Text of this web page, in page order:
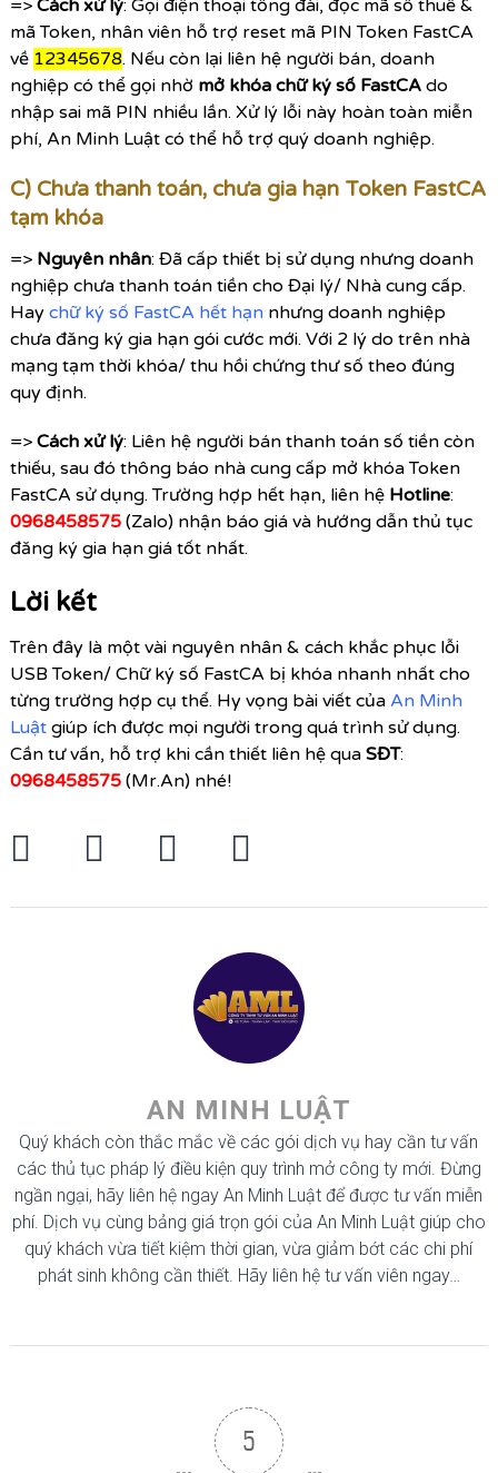
=> Cách xử lý: Gọi điện thoại tổng đài, đọc mã số thuế &
mã Token, nhân viên hỗ trợ reset mã PIN Token FastCA
về 12345678. Nếu còn lại liên hệ người bán, doanh
nghiệp có thể gọi nhờ mở khóa chữ ký số FastCAdo
nhập sai mã PIN nhiều lần. Xử lý lỗi này hoàn toàn miễn
phí, An Minh Luật có thể hỗ trợ quý doanh nghiệp.
C) Chưa thanh toán, chưa gia hạn Token FastCA
tạm khóa
=> Nguyên nhân: Đã cấp thiết bị sử dụng nhưng doanh
nghiệp chưa thanh toán tiền cho Đại lý/ Nhà cung cấp.
Hay chữ ký số FastCA hết hạnnhưng doanh nghiệp
chưa đăng ký gia hạn gói cước mới. Với 2 lý do trên nhà
mạng tạm thời khóa/ thu hồi chứng thư số theo đúng
quy định.
=> Cách xử lý: Liên hệ người bán thanh toán số tiền còn
thiếu, sau đó thông báo nhà cung cấp mở khóa Token
FastCA sử dụng. Trường hợp hết hạn, liên hệ Hotline:
0968458575(Zalo) nhận báo giá và hướng dẫn thủ tục
đăng ký gia hạn giá tốt nhất.
Lời kết
Trên đây là một vài nguyên nhân & cách khắc phục lỗi
USB Token/ Chữ ký số FastCA bị khóa nhanh nhất cho
từng trường hợp cụ thể. Hy vọng bài viết của An Minh
Luậtgiúp ích được mọi người trong quá trình sử dụng.
Cần tư vấn, hỗ trợ khi cần thiết liên hệ qua SĐT:
0968458575(Mr.An) nhé!
AN MINH LUẬT
Quý khách còn thắc mắc về các gói dịch vụ hay cần tư vấn
các thủ tục pháp lý điều kiện quy trình mở công ty mới. Đừng
ngần ngại, hãy liên hệ ngay An Minh Luật để được tư vấn miễn
phí. Dịch vụ cùng bảng giá trọn gói của An Minh Luật giúp cho
quý khách vừa tiết kiệm thời gian, vừa giảm bớt các chi phí
phát sinh không cần thiết. Hãy liên hệ tư vấn viên ngay…
5